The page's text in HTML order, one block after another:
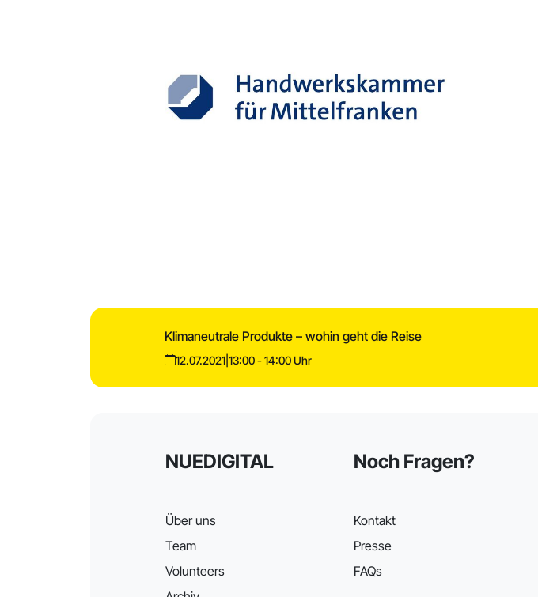
Klimaneutrale Produkte – wohin geht die Reise
12.07.2021 |13:00 - 14:00 Uhr
NUEDIGITAL
Über uns
Team
Volunteers
Noch Fragen?
Kontakt
Presse
FAQs